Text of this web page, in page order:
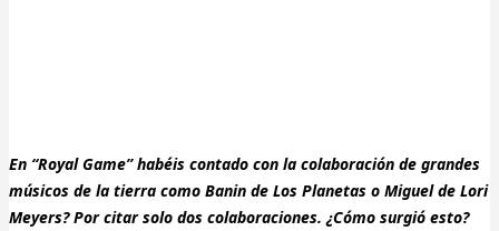
En “Royal Game” habéis contado con la colaboración de grandes
músicos de la tierra como Banin de Los Planetas o Miguel de Lori
Meyers? Por citar solo dos colaboraciones. ¿Cómo surgió esto?